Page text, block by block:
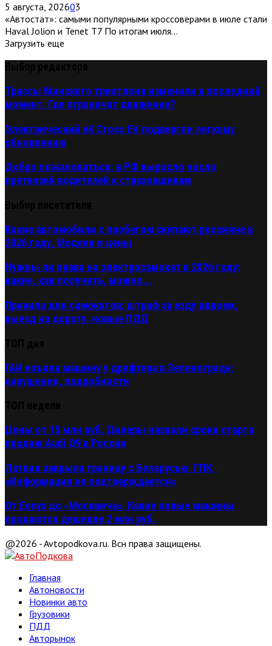
5 августа, 202603
«Автостат»: самыми популярными кроссоверами в июле стали
Haval Jolion и Tenet T7 По итогам июля...
Загрузить еще
Трассы Минского триатлона изменили в последний
момент. Где ограничат движение?
Электрический eK Cross EV подвергли легкому
обновлению
Добро пожаловаться: в РФ выросло число
претензий водителей к страховщикам
Какие автомобили с пробегом скупают россияне в
2026 году. Модели и цены
Нужны ли права на электросамокат в 2026 году:
какие, как получить, можно...
Правила для самокатов: штраф за езду вдвоем,
выезд на дорогу, новые ПДД
ГАИ изъяла машину у дрифтера в Зеленограде:
нарушения, подробности
Цены от 15 млн руб. Дилеры назвали сроки старта
продаж Audi Q9 в России
Латвия закрыла границу с Беларусью. ГПК:
«Информация не подтверждается»
От Eonyx до «Москвича». Какие новые машины
продаются дешевле 2 млн руб.
@2026 - Avtopodkova.ru. Всн права защищены.
Главная
Автоновости
Новинки авто
Грузовики
ПДД
Авторынок